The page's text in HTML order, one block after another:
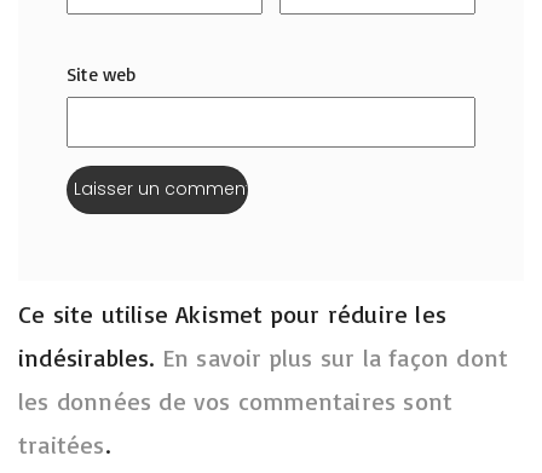
Site web
Ce site utilise Akismet pour réduire les
indésirables. En savoir plus sur la façon dont
les données de vos commentaires sont
traitées.